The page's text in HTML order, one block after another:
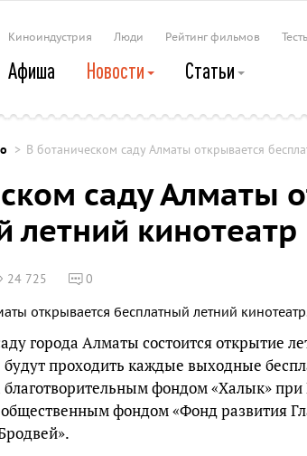
Киноиндустрия Люди Рейтинг фильмов
Афиша Новости Статьи
В ботаническом саду Алматы открывается
саду Алматы
летний кинотеатр
24 725 0
города Алматы состоится открытие
проходить каждые выходные
фондом «Халык»
фондом «Фонд развития